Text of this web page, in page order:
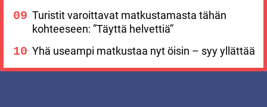
Turistit varoittavat matkustamasta tähän
kohteeseen: ”Täyttä helvettiä”
Yhä useampi matkustaa nyt öisin – syy yllättää